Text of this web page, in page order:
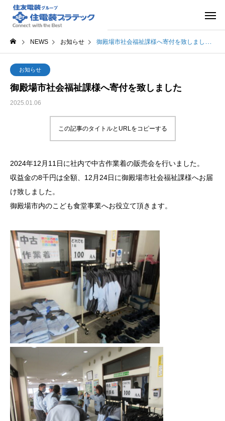
NEWS お知らせ 御殿場市社会福祉課様へ寄付を致しました
お知らせ
御殿場市社会福祉課様へ寄付を致しました
2025.01.06
この記事のタイトルとURLをコピーする
2024年12月11日に社内で中古作業着の販売会を行いました。
収益金の8千円は全額、12月24日に御殿場市社会福祉課様へお届
け致しました。
御殿場市内のこども食堂事業へお役立て頂きます。